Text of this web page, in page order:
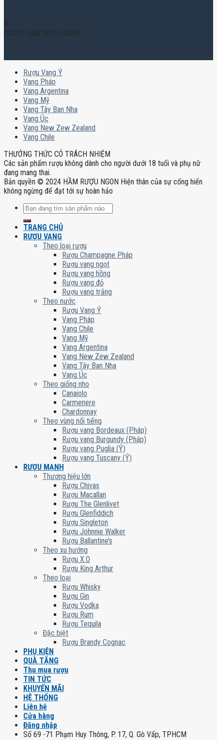
©
[2024] HẦM RƯỢU NGON
Rượu Vang Ý
Vang Pháp
Vang Argentina
Vang Mỹ
Vang Tây Ban Nha
Vang Úc
Vang New Zew Zealand
Vang Chile
THƯỞNG THỨC CÓ TRÁCH NHIỆM
Các sản phẩm rượu không dành cho người dưới 18 tuổi và phụ nữ
đang mang thai.
Bản quyền © 2024 HẦM RƯỢU NGON Hiện thân của sự cống hiến
không ngừng để đạt tới sự hoàn hảo
Tìm
TRANG CHỦ
RƯỢU VANG
Theo loại rượu
Rượu Champagne Pháp
Rượu vang ngọt
Rượu vang hồng
Rượu vang đỏ
Rượu vang trắng
Theo nước
Rượu Vang Ý
Vang Pháp
Vang Chile
Vang Mỹ
Vang Argentina
Vang New Zew Zealand
Vang Tây Ban Nha
Vang Úc
Theo giống nho
Canaiolo
Carmenere
Chardonnay
Theo vùng nổi tiếng
Rượu vang Bordeaux (Pháp)
Rượu vang Burgundy (Pháp)
Rượu vang Puglia (Ý)
Rượu vang Tuscany (Ý)
RƯỢU MẠNH
Thương hiệu lớn
Rượu Chivas
Rượu Macallan
Rượu The Glenlivet
Rượu Glenfiddich
Rượu Singleton
Rượu Johnnie Walker
Rượu Ballantine’s
Theo xu hướng
Rượu X.O
Rượu King Arthur
Theo loại
Rượu Whisky
Rượu Gin
Rượu Vodka
Rượu Rum
Rượu Tequila
Đặc biệt
Rượu Brandy Cognac
PHỤ KIỆN
QUÀ TẶNG
Thu mua rượu
TIN TỨC
KHUYẾN MÃI
HỆ THỐNG
Liên hệ
Cửa hàng
Đăng nhập
Số 69 -71 Phạm Huy Thông, P. 17, Q. Gò Vấp, TPHCM